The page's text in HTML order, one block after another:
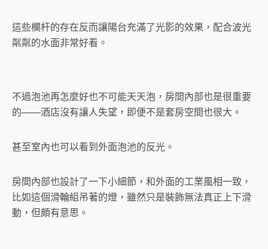
這些欄杆的存在反而讓陽台充滿了光影的效果，配合波光
粼粼的水面非常好看。
不過泡池再怎麼好也不可能天天泡，房間內部也是很重要
的——酒店沒有讓人失望，即便不是套房空間也很大。
甚至室內也可以看到外面泡池的反光。
房間內部也設計了一下小細節，和外面的工業風相一致，
比如這個滑輪組吊著的燈，雖然只是裝飾無法真正上下滑
動，但頗有意思。